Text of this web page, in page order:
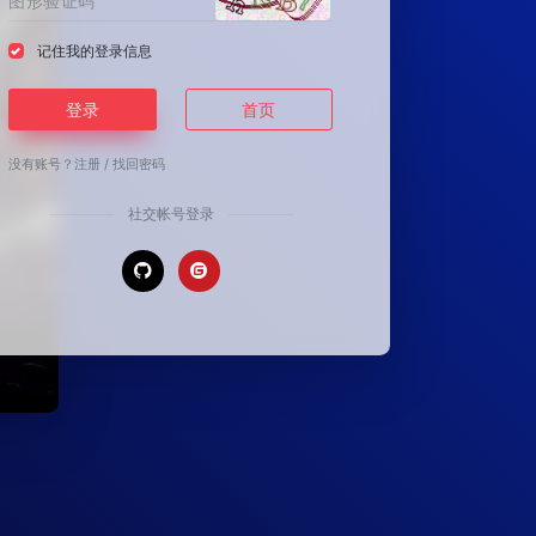
记住我的登录信息
登录 首页
没有账号？注册 /找回密码
社交帐号登录